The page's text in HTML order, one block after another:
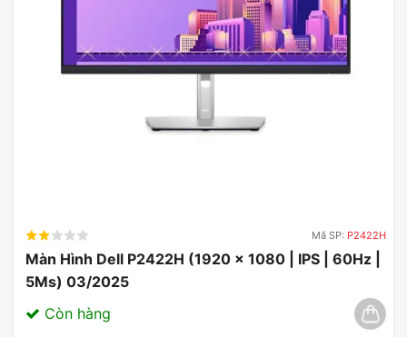
Mã SP: P2422H
Màn Hình Dell P2422H (1920 x 1080 | IPS | 60Hz |
5Ms) 03/2025
Còn hàng